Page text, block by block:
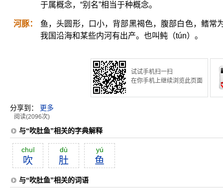
于属概念，“别名”相当于种概念。
河豚：
鱼，头圆形，口小，背部黑褐色，腹部白色，鳍常
我国沿海和某些内河有出产。也叫鲀（tún）。
试试手机扫一扫
在你手机上继续浏览此页面
分享到： 更多
阅读(2096次)
与“吹肚鱼”相关的字典解释
chuī
吹
dù
肚
yú
鱼
与“吹肚鱼”相关的词语